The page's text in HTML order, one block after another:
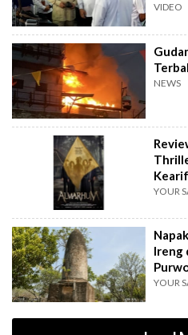
VIDEO
NEWS
YOUR
Ireng
YOUR